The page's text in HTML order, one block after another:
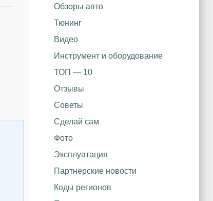
Обзоры авто
Тюнинг
Видео
Инструмент и оборудование
ТОП — 10
Отзывы
Советы
Сделай сам
Фото
Эксплуатация
Партнерские новости
Коды регионов